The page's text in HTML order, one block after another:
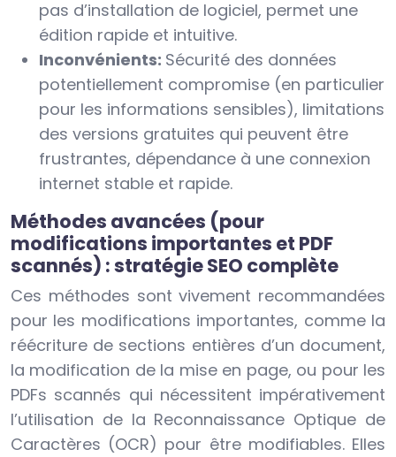
pas d’installation de logiciel, permet une
édition rapide et intuitive.
Inconvénients: Sécurité des données
potentiellement compromise (en particulier
pour les informations sensibles), limitations
des versions gratuites qui peuvent être
frustrantes, dépendance à une connexion
internet stable et rapide.
Méthodes avancées (pour
modifications importantes et PDF
scannés) : stratégie SEO complète
Ces méthodes sont vivement recommandées
pour les modifications importantes, comme la
réécriture de sections entières d’un document,
la modification de la mise en page, ou pour les
PDFs scannés qui nécessitent impérativement
l’utilisation de la Reconnaissance Optique de
Caractères (OCR) pour être modifiables. Elles